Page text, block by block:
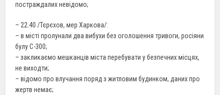
постраждалих невідомо;
– 22.40 /Тєрєхов, мер Харкова/:
– в місті пролунали два вибухи без оголошення тривоги, росіяни
булу С-300;
– закликаємо мешканців міста перебувати у безпечних місцях,
не виходти;
– відомо про влучання поряд з житловим будинком, даних про
жертв немає;